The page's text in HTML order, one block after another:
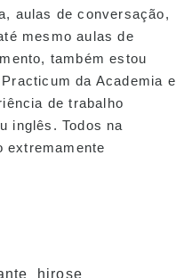
aulas de conversação,
mesmo aulas de
também estou
da Academia e
de trabalho
inglês. Todos na
extremamente